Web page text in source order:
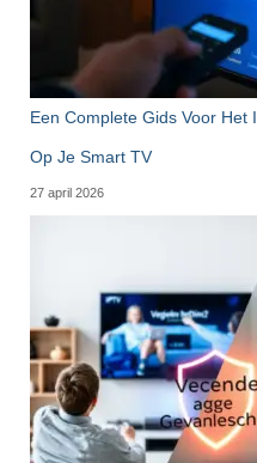
Een Complete Gids Voor Het
Op Je Smart TV
27 april 2026